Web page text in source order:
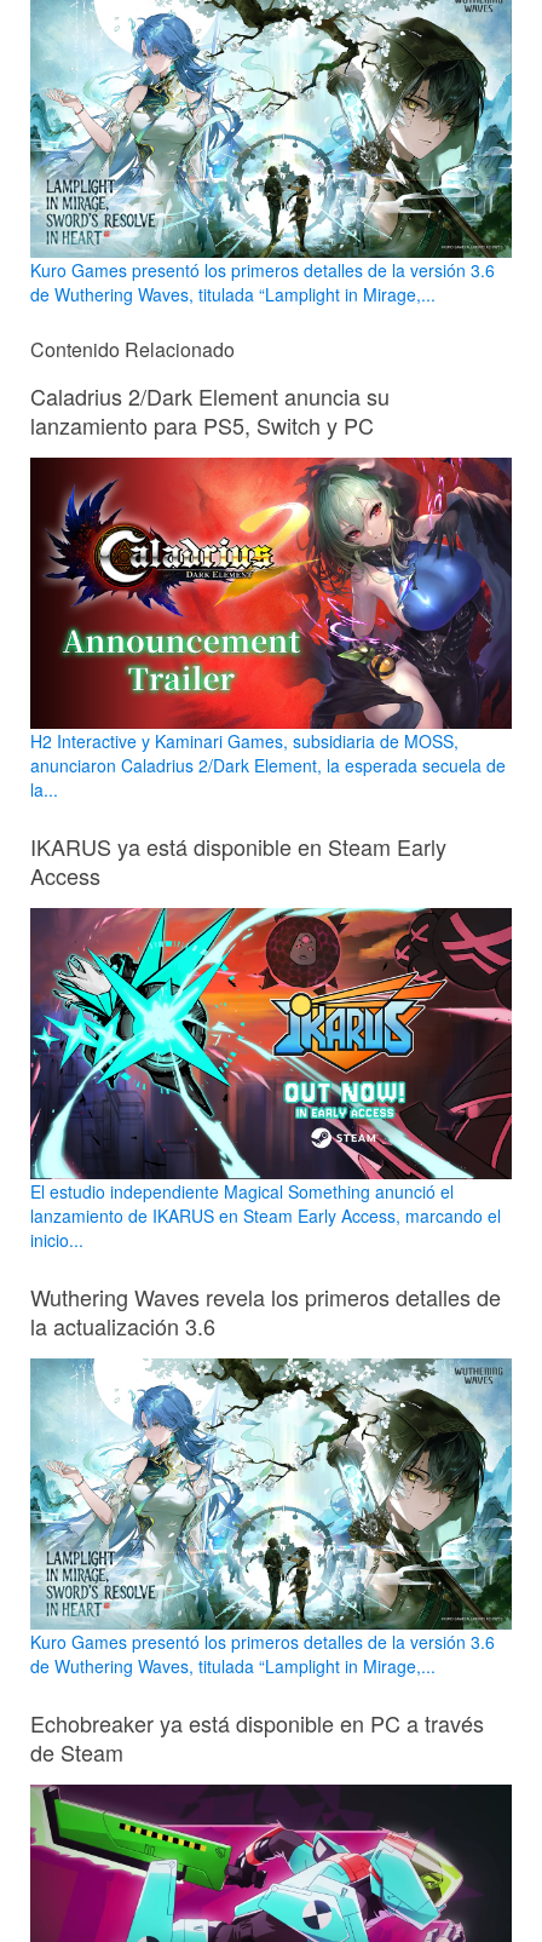
Kuro Games presentó los primeros detalles de la versión 3.6
de Wuthering Waves, titulada “Lamplight in Mirage,...
Contenido Relacionado
Caladrius 2/Dark Element anuncia su
lanzamiento para PS5, Switch y PC
H2 Interactive y Kaminari Games, subsidiaria de MOSS,
anunciaron Caladrius 2/Dark Element, la esperada secuela de
la...
IKARUS ya está disponible en Steam Early
Access
El estudio independiente Magical Something anunció el
lanzamiento de IKARUS en Steam Early Access, marcando el
inicio...
Wuthering Waves revela los primeros detalles de
la actualización 3.6
Kuro Games presentó los primeros detalles de la versión 3.6
de Wuthering Waves, titulada “Lamplight in Mirage,...
Echobreaker ya está disponible en PC a través
de Steam